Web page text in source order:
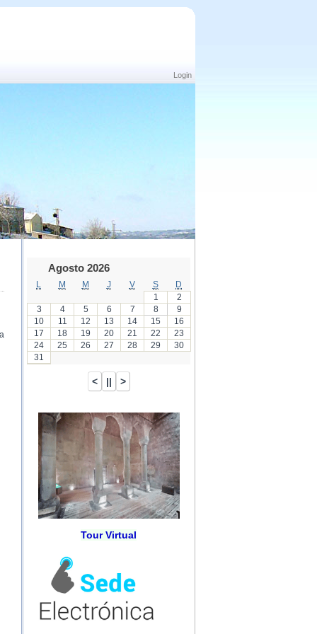
Login
Agosto 2026
M M J V S
D
1
2
3
4 5 6 7 8
9
10
11 12 13 14 15
16
17
18 19 20 21 22
23
24
25 26 27 28 29
30
31
Tour Virtual